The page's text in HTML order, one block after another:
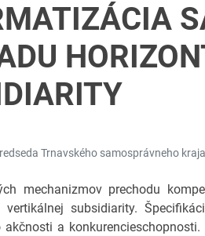
Trnavského samosprávneho kraja,
mechanizmov prechodu
vertikálnej subsidiarity.
akčnosti a